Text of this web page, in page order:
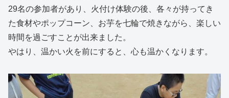
29名の参加者があり、火付け体験の後、各々が持ってき
た食材やポップコーン、お芋を七輪で焼きながら、楽しい
時間を過ごすことが出来ました。
やはり、温かい火を前にすると、心も温かくなります。